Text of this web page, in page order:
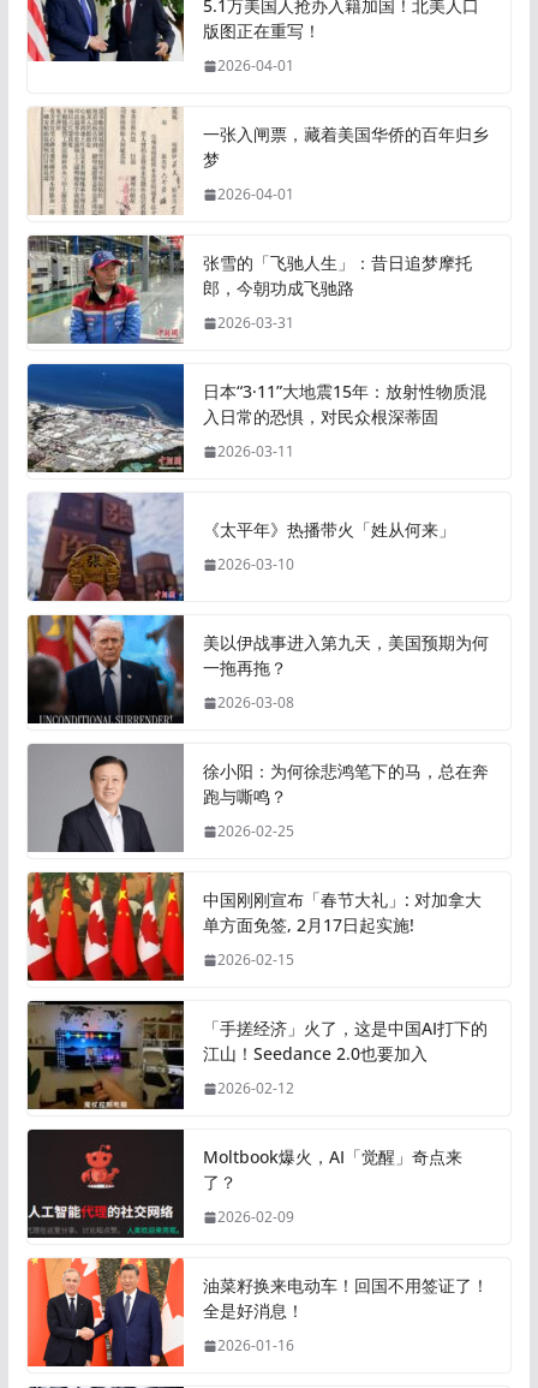
5.1万美国人抢办入籍加国！北美人口
版图正在重写！
2026-04-01
一张入闸票，藏着美国华侨的百年归乡
梦
2026-04-01
张雪的「飞驰人生」：昔日追梦摩托
郎，今朝功成飞驰路
2026-03-31
日本“3·11”大地震15年：放射性物质混
入日常的恐惧，对民众根深蒂固
2026-03-11
《太平年》热播带火「姓从何来」
2026-03-10
美以伊战事进入第九天，美国预期为何
一拖再拖？
2026-03-08
徐小阳：为何徐悲鸿笔下的马，总在奔
跑与嘶鸣？
2026-02-25
中国刚刚宣布「春节大礼」: 对加拿大
单方面免签, 2月17日起实施!
2026-02-15
「手搓经济」火了，这是中国AI打下的
江山！Seedance 2.0也要加入
2026-02-12
Moltbook爆火，AI「觉醒」奇点来
了？
2026-02-09
油菜籽换来电动车！回国不用签证了！
全是好消息！
2026-01-16